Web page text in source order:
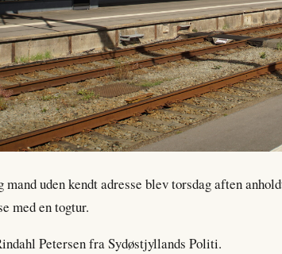
mand uden kendt adresse blev torsdag aften
med en togtur.
Petersen fra Sydøstjyllands Politi.